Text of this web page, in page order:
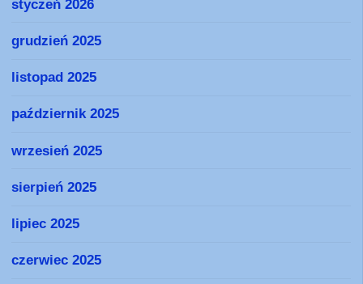
styczeń 2026
grudzień 2025
listopad 2025
październik 2025
wrzesień 2025
sierpień 2025
lipiec 2025
czerwiec 2025